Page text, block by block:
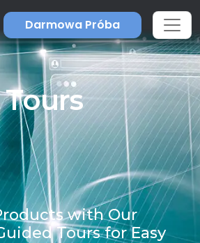
Darmowa Próba
with Our
Tours for Easy